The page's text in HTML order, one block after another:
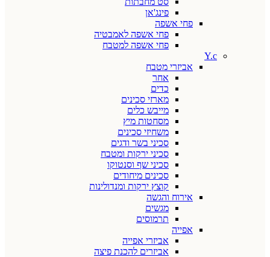
פינג'אן
פחי אשפה
פחי אשפה לאמבטיה
פחי אשפה למטבח
Y.c
אביזרי מטבח
אחר
כדים
מארזי סכינים
מייבש כלים
מסחטות מיץ
משחיזי סכינים
סכיני בשר ודגים
סכיני ירקות ומטבח
סכיני שף וסנטוקו
סכינים מיחודים
קוצץ ירקות ומנדולינות
אירוח והגשה
מגשים
תרמוסים
אפייה
אביזרי אפייה
אביזרים להכנת פיצה